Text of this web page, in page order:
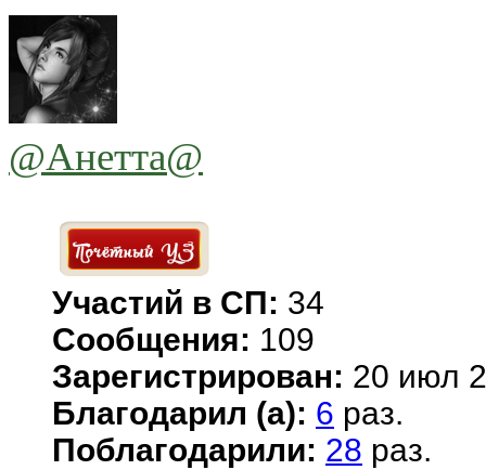
@Анетта@
Участий в СП: 34
Сообщения: 109
Зарегистрирован: 20 июл
Благодарил (а): 6 раз.
Поблагодарили: 28 раз.